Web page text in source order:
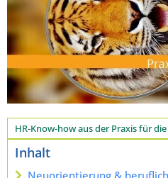
HR-Know-how aus der Praxis für
Inhalt